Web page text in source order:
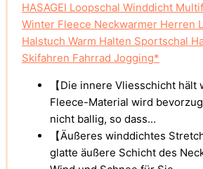
HASAGEI Loopschal Winddicht
Winter Fleece Neckwarmer Herren
Halstuch Warm Halten Sportschal
Skifahren Fahrrad Jogging*
【Die innere Vliesschicht hält
Fleece-Material wird
nicht ballig, so dass...
【Äußeres winddichtes
glatte äußere Schicht des